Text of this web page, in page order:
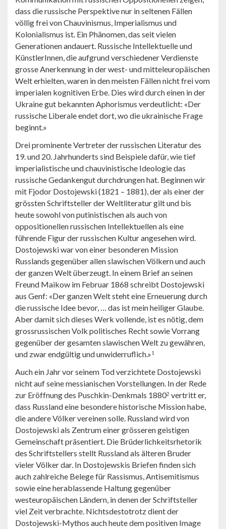
dass die russische Perspektive nur in seltenen Fällen
völlig frei von Chauvinismus, Imperialismus und
Kolonialismus ist. Ein Phänomen, das seit vielen
Generationen andauert. Russische Intellektuelle und
KünstlerInnen, die aufgrund verschiedener Verdienste
grosse Anerkennung in der west- und mitteleuropäischen
Welt erhielten, waren in den meisten Fällen nicht frei vom
imperialen kognitiven Erbe. Dies wird durch einen in der
Ukraine gut bekannten Aphorismus verdeutlicht: «Der
russische Liberale endet dort, wo die ukrainische Frage
beginnt.»
Drei prominente Vertreter der russischen Literatur des
19. und 20. Jahrhunderts sind Beispiele dafür, wie tief
imperialistische und chauvinistische Ideologie das
russische Gedankengut durchdrungen hat. Beginnen wir
mit Fjodor Dostojewski (1821 – 1881), der als einer der
grössten Schriftsteller der Weltliteratur gilt und bis
heute sowohl von putinistischen als auch von
oppositionellen russischen Intellektuellen als eine
führende Figur der russischen Kultur angesehen wird.
Dostojewski war von einer besonderen Mission
Russlands gegenüber allen slawischen Völkern und auch
der ganzen Welt überzeugt. In einem Brief an seinen
Freund Maikow im Februar 1868 schreibt Dostojewski
aus Genf: «Der ganzen Welt steht eine Erneuerung durch
die russische Idee bevor, … das ist mein heiliger Glaube.
Aber damit sich dieses Werk vollende, ist es nötig, dem
grossrussischen Volk politisches Recht sowie Vorrang
gegenüber der gesamten slawischen Welt zu gewähren,
und zwar endgültig und unwiderruflich.»1
Auch ein Jahr vor seinem Tod verzichtete Dostojewski
nicht auf seine messianischen Vorstellungen. In der Rede
zur Eröffnung des Puschkin-Denkmals 18802 vertritt er,
dass Russland eine besondere historische Mission habe,
die andere Völker vereinen solle. Russland wird von
Dostojewski als Zentrum einer grösseren geistigen
Gemeinschaft präsentiert. Die Brüderlichkeitsrhetorik
des Schriftstellers stellt Russland als älteren Bruder
vieler Völker dar. In Dostojewskis Briefen finden sich
auch zahlreiche Belege für Rassismus, Antisemitismus
sowie eine herablassende Haltung gegenüber
westeuropäischen Ländern, in denen der Schriftsteller
viel Zeit verbrachte. Nichtsdestotrotz dient der
Dostojewski-Mythos auch heute dem positiven Image